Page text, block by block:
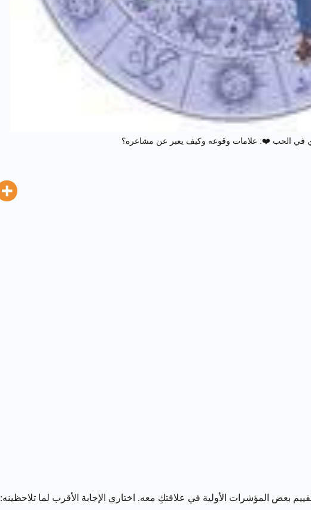
في الحب ❤️: علامات وقوعه وكيف يعبر عن مشاعره؟
بعض المؤشرات الأولية في علاقتكِ معه. اختاري الإجابة الأقرب لما تلاحظينه: